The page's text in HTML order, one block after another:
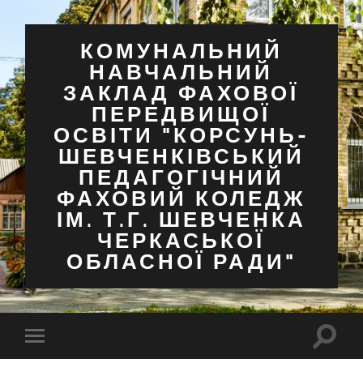
КОМУНАЛЬНИЙ
НАВЧАЛЬНИЙ
ЗАКЛАД ФАХОВОЇ
ПЕРЕДВИЩОЇ
ОСВІТИ "КОРСУНЬ-
ШЕВЧЕНКІВСЬКИЙ
ПЕДАГОГІЧНИЙ
ФАХОВИЙ КОЛЕДЖ
ІМ. Т.Г. ШЕВЧЕНКА
ЧЕРКАСЬКОЇ
ОБЛАСНОЇ РАДИ"
Перемкнути
мобільне